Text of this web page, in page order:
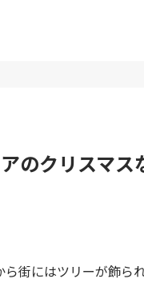
のクリスマ
街にはツリーが飾ら